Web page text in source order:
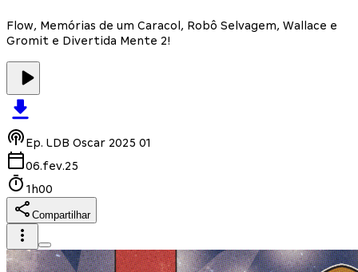
Flow, Memórias de um Caracol, Robô Selvagem, Wallace e
Gromit e Divertida Mente 2!
Ep. LDB Oscar 2025 01
06.fev.25
1h00
Compartilhar